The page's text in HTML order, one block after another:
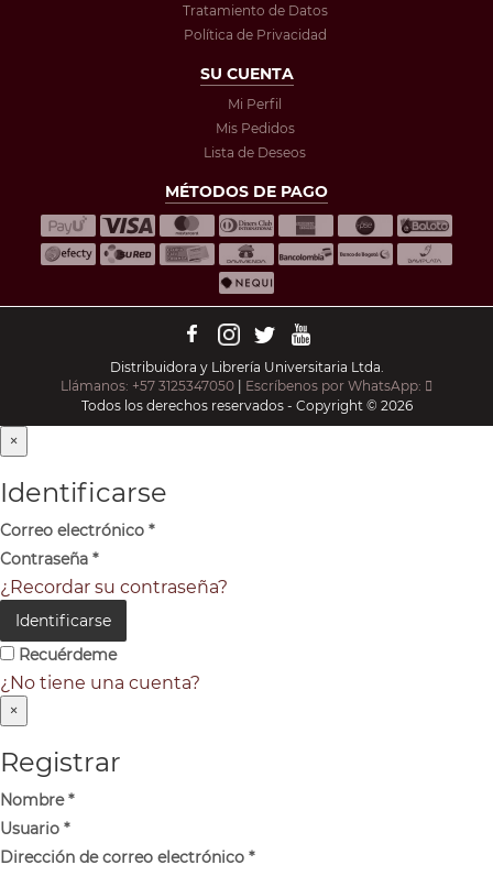
Tratamiento de Datos
Política de Privacidad
SU CUENTA
Mi Perfil
Mis Pedidos
Lista de Deseos
MÉTODOS DE PAGO
Distribuidora y Librería Universitaria Ltda.
Llámanos: +57 3125347050 | Escríbenos por WhatsApp:
Todos los derechos reservados - Copyright © 2026
×
Identificarse
Correo electrónico *
Contraseña *
¿Recordar su contraseña?
Identificarse
Recuérdeme
¿No tiene una cuenta?
×
Registrar
Nombre*
Usuario *
Dirección de correo electrónico *